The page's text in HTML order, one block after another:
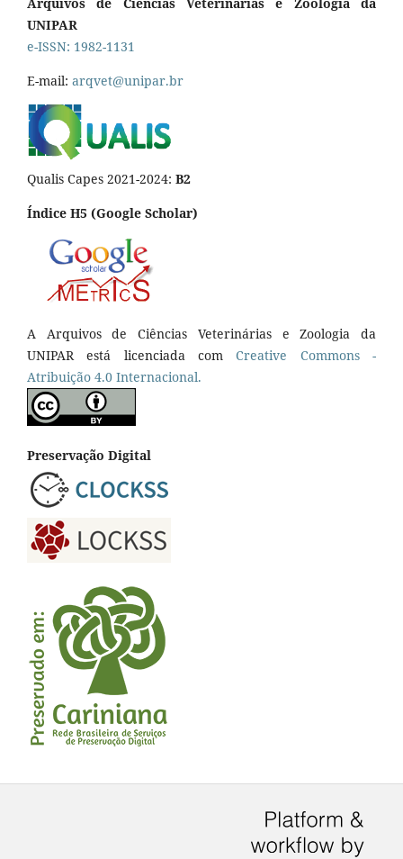
Arquivos de Ciências Veterinárias e Zoologia da
UNIPAR
e-ISSN: 1982-1131
E-mail: arqvet@unipar.br
Qualis Capes 2021-2024: B2
Índice H5 (Google Scholar)
A Arquivos de Ciências Veterinárias e Zoologia da
UNIPAR está licenciada comCreative Commons -
Atribuição 4.0 Internacional.
Preservação Digital